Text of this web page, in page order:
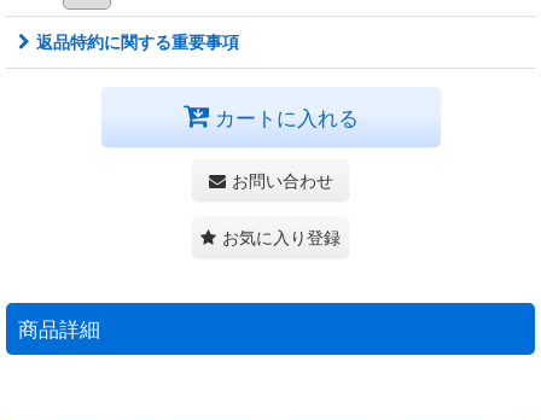
返品特約に関する重要事項
カートに入れる
お問い合わせ
お気に入り登録
商品詳細